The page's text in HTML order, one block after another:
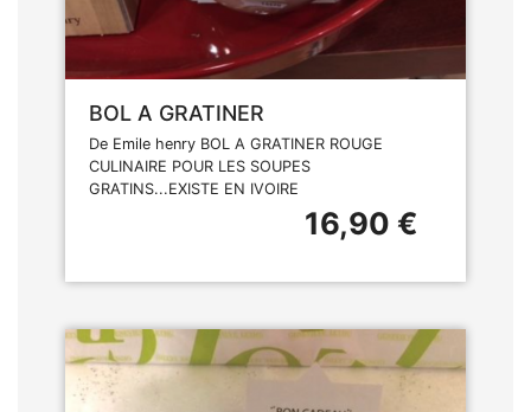
BOL A GRATINER
De Emile henry BOL A GRATINER ROUGE
CULINAIRE POUR LES SOUPES
GRATINS...EXISTE EN IVOIRE
16,90 €